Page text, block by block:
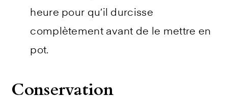
heure pour qu’il durcisse
complètement avant de le mettre en
pot.
Conservation